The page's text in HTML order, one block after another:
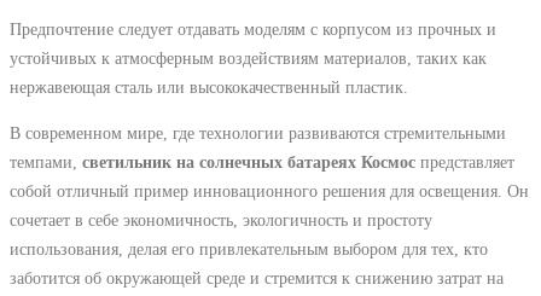
Предпочтение следует отдавать моделям с корпусом из прочных и
устойчивых к атмосферным воздействиям материалов, таких как
нержавеющая сталь или высококачественный пластик.
В современном мире, где технологии развиваются стремительными
темпами, светильник на солнечных батареях Космос представляет
собой отличный пример инновационного решения для освещения. Он
сочетает в себе экономичность, экологичность и простоту
использования, делая его привлекательным выбором для тех, кто
заботится об окружающей среде и стремится к снижению затрат на